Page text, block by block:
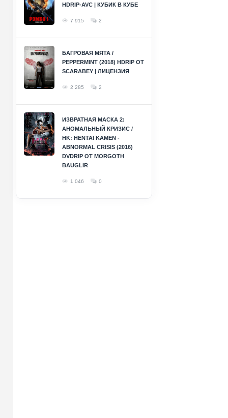
HDRIP-AVC | КУБИК В КУБЕ
7 915 2
БАГРОВАЯ МЯТА /
PEPPERMINT (2018) HDRIP ОТ
SCARABEY | ЛИЦЕНЗИЯ
2 285 2
ИЗВРАТНАЯ МАСКА 2:
АНОМАЛЬНЫЙ КРИЗИС /
HK: HENTAI KAMEN -
ABNORMAL CRISIS (2016)
DVDRIP ОТ MORGOTH
BAUGLIR
1 046 0